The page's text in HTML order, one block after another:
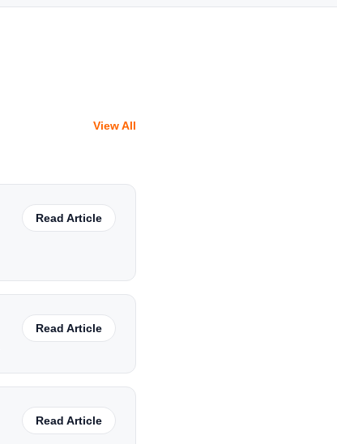
View All
Read Article
Read Article
Read Article